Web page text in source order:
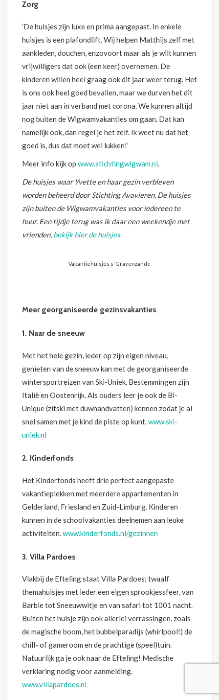
Zorg
‘De huisjes zijn luxe en prima aangepast. In enkele
huisjes is een plafondlift. Wij helpen Matthijs zelf met
aankleden, douchen, enzovoort maar als je wilt kunnen
vrijwilligers dat ook (een keer) overnemen. De
kinderen willen heel graag ook dit jaar weer terug. Het
is ons ook heel goed bevallen, maar we durven het dit
jaar niet aan in verband met corona. We kunnen altijd
nog buiten de Wigwamvakanties om gaan. Dat kan
namelijk ook, dan regel je het zelf. Ik weet nu dat het
goed is, dus dat moet wel lukken!’
Meer info kijk op www.stichtingwigwam.nl
De huisjes waar Yvette en haar gezin verbleven
worden beheerd door Stichting Avavieren. De huisjes
zijn buiten de Wigwamvakanties voor iedereen te
huur. Een tijdje terug was ik daar een weekendje met
vrienden, bekijk hier de huisjes.
Vakantiehuisjes s’ Gravenzande
Meer georganiseerde gezinsvakanties
1. Naar de sneeuw
Met het hele gezin, ieder op zijn eigen niveau,
genieten van de sneeuw kan met de georganiseerde
wintersportreizen van Ski-Uniek. Bestemmingen zijn
Italië en Oostenrijk. Als ouders leer je ook de Bi-
Unique (zitski met duwhandvatten) kennen zodat je al
snel samen met je kind de piste op kunt. www.ski-
uniek.nl
2. Kinderfonds
Het Kinderfonds heeft drie perfect aangepaste
vakantieplekken met meerdere appartementen in
Gelderland, Friesland en Zuid-Limburg. Kinderen
kunnen in de schoolvakanties deelnemen aan leuke
activiteiten.www.kinderfonds.nl/gezinnen
3. Villa Pardoes
Vlakbij de Efteling staat Villa Pardoes; twaalf
themahuisjes met ieder een eigen sprookjessfeer, van
Barbie tot Sneeuwwitje en van safari tot 1001 nacht.
Buiten het huisje zijn ook allerlei verrassingen, zoals
de magische boom, het bubbelparadijs (whirlpool!) de
chill- of gameroom en de prachtige (speel)tuin.
Natuurlijk ga je ook naar de Efteling! Medische
verklaring nodig voor aanmelding.
www.villapardoes.nl